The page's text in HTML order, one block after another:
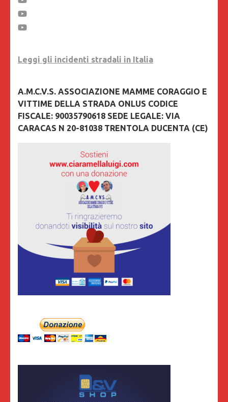
Leggi gli incidenti stradali in Italia
A.M.C.V.S. ASSOCIAZIONE MAMME CORAGGIO E
VITTIME DELLA STRADA ONLUS CODICE
FISCALE: 90035790618 SEDE LEGALE: VIA
CARACAS N 20-81038 TRENTOLA DUCENTA (CE)